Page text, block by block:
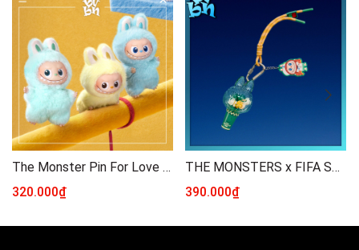
The Monster Pin For Love N - Z
320.000₫
THE MONSTERS x FIFA SERIES-Mini Pendant Light Blind Box
390.000₫